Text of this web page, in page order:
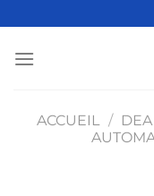
au
contenu
ACCUEIL /